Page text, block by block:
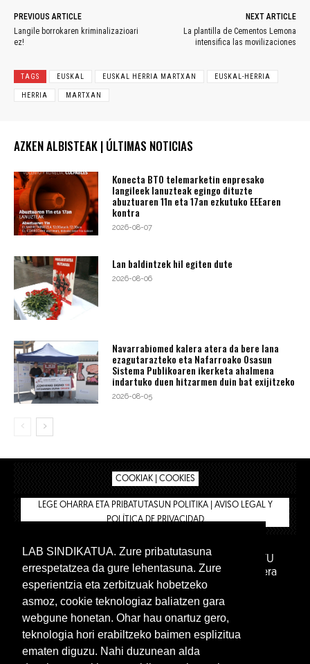
PREVIOUS ARTICLE
Langile borrokaren kriminalizazioari
ez!
NEXT ARTICLE
La plantilla de Cementos Lemona
intensifica las movilizaciones
TAGS EUSKAL EUSKAL HERRIA MARTXAN EUSKAL-HERRIA
HERRIA MARTXAN
AZKEN ALBISTEAK | ÚLTIMAS NOTICIAS
Konecta BTO telemarketin enpresako
langileek lanuzteak egingo dituzte
abuztuaren 11n eta 17an ezkutuko EEEaren
kontra
2026-08-07
Lan baldintzek hil egiten dute
2026-08-06
Navarrabiomed kalera atera da bere lana
ezagutarazteko eta Nafarroako Osasun
Sistema Publikoaren ikerketa ahalmena
indartuko duen hitzarmen duin bat exijitzeko
2026-08-05
COOKIAK | COOKIES
LEGE OHARRA ETA PRIBATUTASUN POLITIKA | AVISO LEGAL Y
POLÍTICA DE PRIVACIDAD
IPAR HEGOA FUNDAZIOA
AFILIATU
DENDA
BARNE GUNEA 🔑 Euskara Gaztelera
LAB SINDIKATUA. Zure pribatutasuna
errespetatzea da gure lehentasuna. Zure
esperientzia eta zerbitzuak hobetzeko
asmoz, cookie teknologiaz baliatzen gara
webgune honetan. Ohar hau onartuz gero,
teknologia hori erabiltzeko baimen esplizitua
ematen diguzu. Nahi duzunean alda